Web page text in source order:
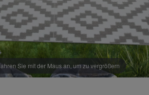
Sie mit der Maus an, um zu vergrößern